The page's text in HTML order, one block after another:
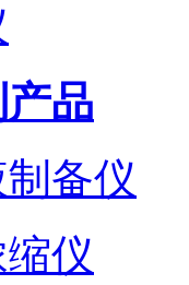
品
备仪
仪